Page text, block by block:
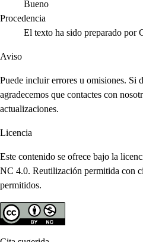
Bueno
Procedencia
El texto ha sido preparado por
Aviso
Puede incluir errores u omisiones. Si
agradecemos que contactes con
actualizaciones.
Licencia
Este contenido se ofrece bajo la
NC 4.0. Reutilización permitida con
permitidos.